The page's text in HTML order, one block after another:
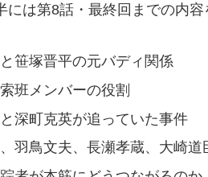
には第8話・最終回までの内容
笹塚晋平の元バディ関係
班メンバーの役割
深町克英が追っていた事件
羽鳥文夫、長瀬孝蔵、大崎道